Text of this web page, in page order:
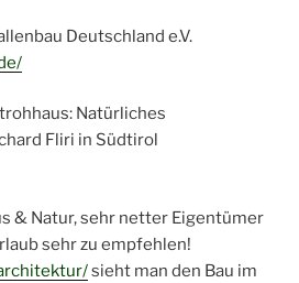
Deutschland e.V.
Natürliches
Fliri in Südtirol
& Natur, sehr netter Eigentümer
sehr zu empfehlen!
sieht man den Bau im